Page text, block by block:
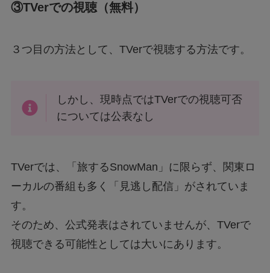
③TVerでの視聴（無料）
３つ目の方法として、TVerで視聴する方法です。
しかし、現時点ではTVerでの視聴可否
については公表なし
TVerでは、「旅するSnowMan」に限らず、関東ロ
ーカルの番組も多く「見逃し配信」がされていま
す。
そのため、公式発表はされていませんが、TVerで
視聴できる可能性としては大いにあります。